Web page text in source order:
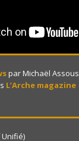
par Michaël Assous
L’Arche magazine
Unifié)